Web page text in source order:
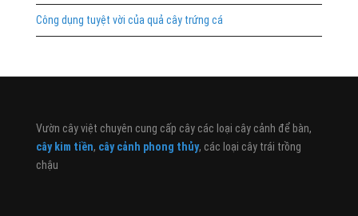
Công dụng tuyệt vời của quả cây trứng cá
Vườn cây việt chuyên cung cấp cây các loại cây cảnh để bàn,
cây kim tiền, cây cảnh phong thủy, các loại cây trái trồng
chậu